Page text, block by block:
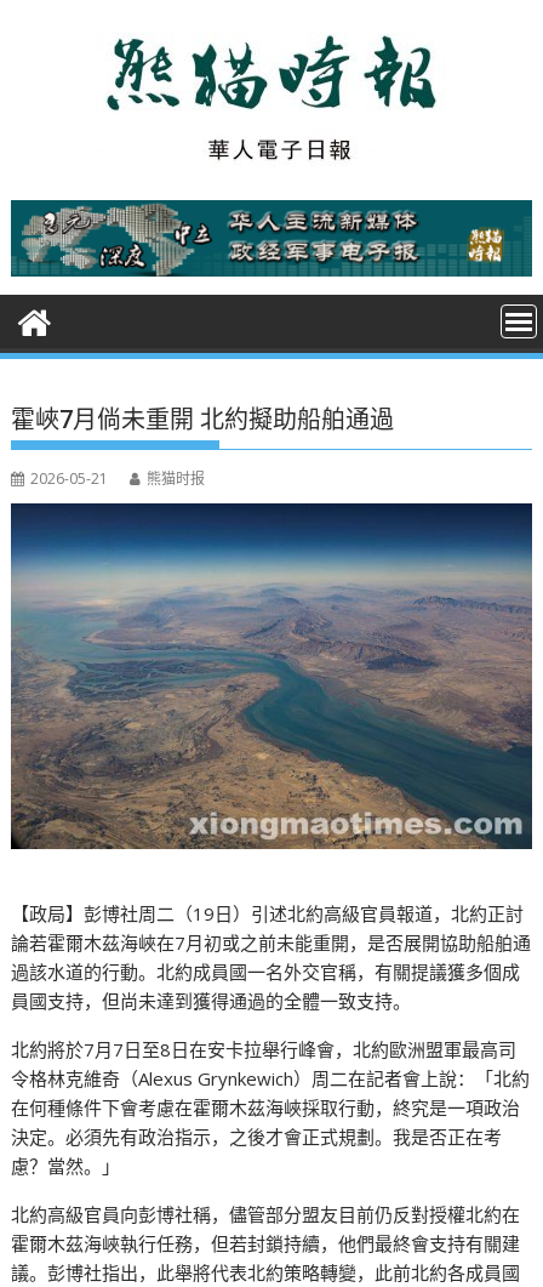
t
霍峽7月倘未重開 北約擬助船舶通過
2026-05-21 熊猫时报
【政局】彭博社周二（19日）引述北約高級官員報道，北約正討
論若霍爾木茲海峽在7月初或之前未能重開，是否展開協助船舶通
過該水道的行動。北約成員國一名外交官稱，有關提議獲多個成
員國支持，但尚未達到獲得通過的全體一致支持。
北約將於7月7日至8日在安卡拉舉行峰會，北約歐洲盟軍最高司
令格林克維奇（Alexus Grynkewich）周二在記者會上說：「北約
在何種條件下會考慮在霍爾木茲海峽採取行動，終究是一項政治
決定。必須先有政治指示，之後才會正式規劃。我是否正在考
慮？當然。」
北約高級官員向彭博社稱，儘管部分盟友目前仍反對授權北約在
霍爾木茲海峽執行任務，但若封鎖持續，他們最終會支持有關建
議。彭博社指出，此舉將代表北約策略轉變，此前北約各成員國